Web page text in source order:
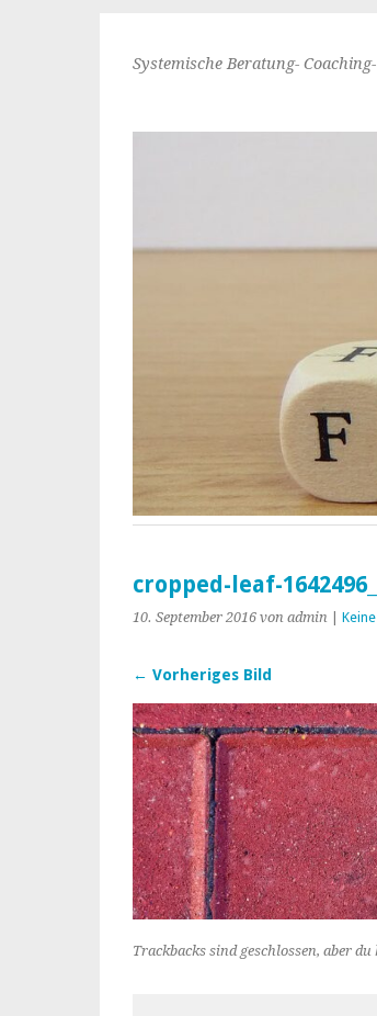
Systemische Beratung-
cropped-leaf-
10. September 2016 von admin |
← Vorheriges Bild
Trackbacks sind geschlossen, aber